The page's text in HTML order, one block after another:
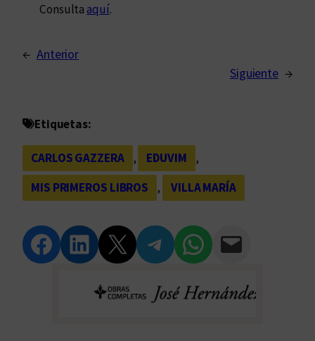
Consulta aquí.
← Anterior
Siguiente →
Etiquetas:
CARLOS GAZZERA , EDUVIM
,
MIS PRIMEROS LIBROS
, VILLA MARÍA
Compartir en Facebook Compartir en LinkedIn Compartir en Twitter Compartir en Telegram Compartir en WhatsApp Compartir vía Email